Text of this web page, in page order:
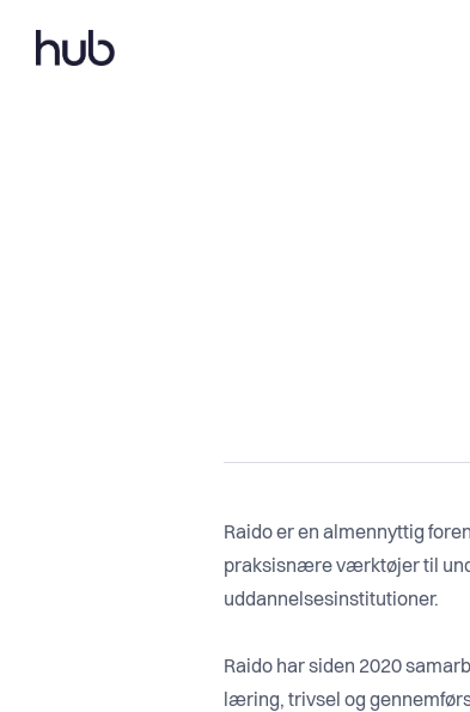
Raido er en almennyttig
praksisnære værktøjer til
uddannelsesinstitutioner.
Raido har siden 2020
læring, trivsel og